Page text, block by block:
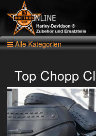
Alle Kategorien
Top Chopp